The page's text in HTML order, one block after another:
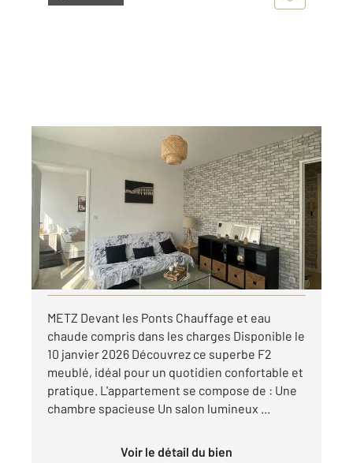
43,04 m
Ref : 28623
Appartement F2 à louer
730 €
par mois charges comprises
Visiter le site dédié
METZ Devant les Ponts Chauffage et eau
chaude compris dans les charges Disponible le
10 janvier 2026 Découvrez ce superbe F2
meublé, idéal pour un quotidien confortable et
pratique. L'appartement se compose de : Une
chambre spacieuse Un salon lumineux ...
Voir le détail du bien